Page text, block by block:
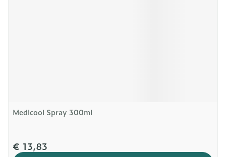
Medicool Spray 300ml
€ 13,83